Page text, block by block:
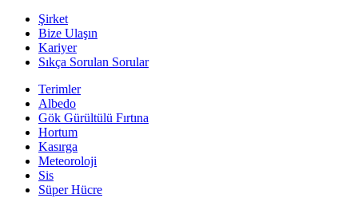
Şirket
Bize Ulaşın
Kariyer
Sıkça Sorulan Sorular
Terimler
Albedo
Gök Gürültülü Fırtına
Hortum
Kasırga
Meteoroloji
Sis
Süper Hücre